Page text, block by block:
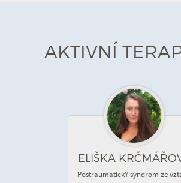
AKTIVNÍ
ELIŠKA
PostraumatickY syndrom ze